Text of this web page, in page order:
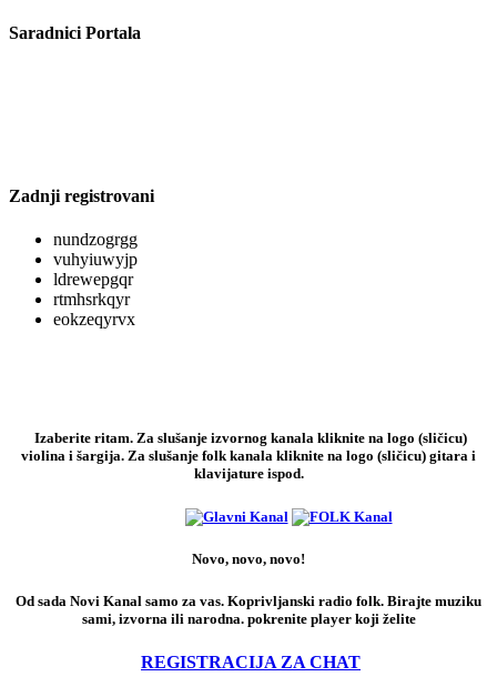
Saradnici Portala
Zadnji registrovani
nundzogrgg
vuhyiuwyjp
ldrewepgqr
rtmhsrkqyr
eokzeqyrvx
Izaberite ritam. Za slušanje izvornog kanala kliknite na logo (sličicu)
violina i šargija. Za slušanje folk kanala kliknite na logo (sličicu) gitara i
klavijature ispod.
Novo, novo, novo!
Od sada Novi Kanal samo za vas. Koprivljanski radio folk. Birajte muziku
sami, izvorna ili narodna. pokrenite player koji želite
REGISTRACIJA ZA CHAT